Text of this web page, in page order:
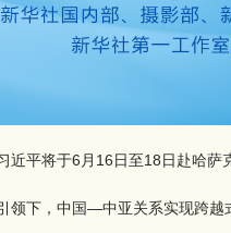
近平将于6月16日至18日赴哈萨
领下，中国—中亚关系实现跨